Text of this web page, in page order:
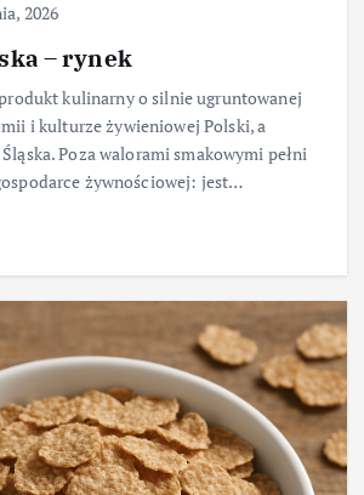
2026
– rynek
kulinarny o silnie ugruntowanej
i kulturze żywieniowej Polski, a
Poza walorami smakowymi pełni
żywnościowej: jest…